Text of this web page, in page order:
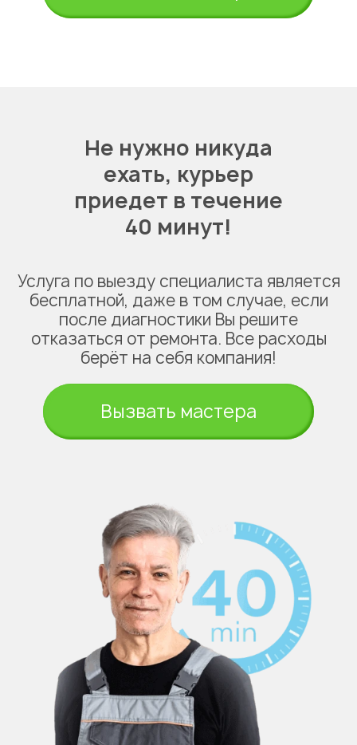
Не нужно никуда
ехать, курьер
приедет в течение
40 минут!
Услуга по выезду специалиста является
бесплатной, даже в том случае, если
после диагностики Вы решите
отказаться от ремонта. Все расходы
берёт на себя компания!
Вызвать мастера